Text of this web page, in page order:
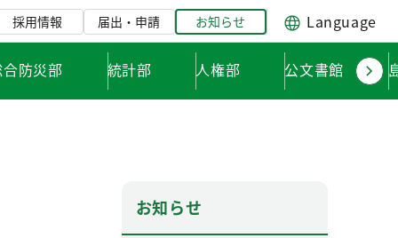
採用情報 届出・申請 お知らせ Language
防災部 統計部 人権部 公文書館
お知らせ